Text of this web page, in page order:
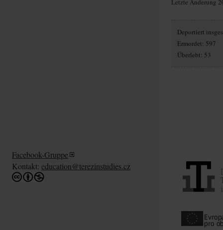
Deportiert
Ermordet: 597
Überlebt: 53
Facebook-Gruppe
Kontakt: education@terezinstudies.cz